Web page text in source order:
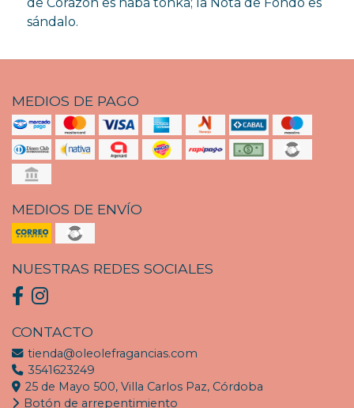
sándalo.
MEDIOS DE PAGO
MEDIOS DE ENVÍO
NUESTRAS REDES SOCIALES
CONTACTO
tienda@oleolefragancias.com
3541623249
25 de Mayo 500, Villa Carlos Paz, Córdoba
Botón de arrepentimiento